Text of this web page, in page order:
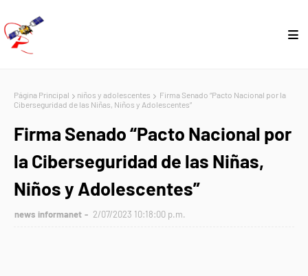
Página Principal niños y adolescentes
Firma Senado “Pacto Nacional por la
Ciberseguridad de las Niñas, Niños y Adolescentes”
Firma Senado “Pacto Nacional por
la Ciberseguridad de las Niñas,
Niños y Adolescentes”
news informanet 2/07/2023 10:18:00 p.m.